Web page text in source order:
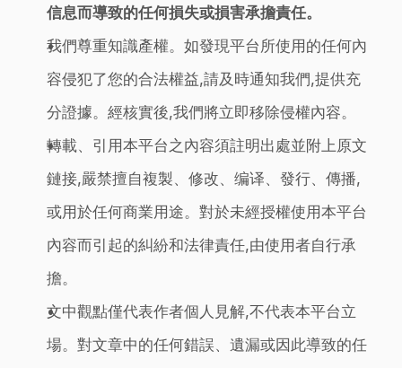
信息而導致的任何損失或損害承擔責任。
我們尊重知識產權。如發現平台所使用的任何內
容侵犯了您的合法權益,請及時通知我們,提供充
分證據。經核實後,我們將立即移除侵權內容。
轉載、引用本平台之內容須註明出處並附上原文
鏈接,嚴禁擅自複製、修改、编译、發行、傳播,
或用於任何商業用途。對於未經授權使用本平台
內容而引起的糾紛和法律責任,由使用者自行承
擔。
文中觀點僅代表作者個人見解,不代表本平台立
場。對文章中的任何錯誤、遺漏或因此導致的任